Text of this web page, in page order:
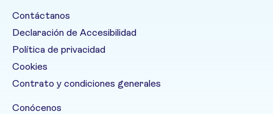
Contáctanos
Declaración de Accesibilidad
Política de privacidad
Cookies
Contrato y condiciones generales
Conócenos